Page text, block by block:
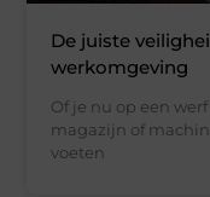
De juiste
werkomgeving
Of je nu op een
magazijn of
voeten